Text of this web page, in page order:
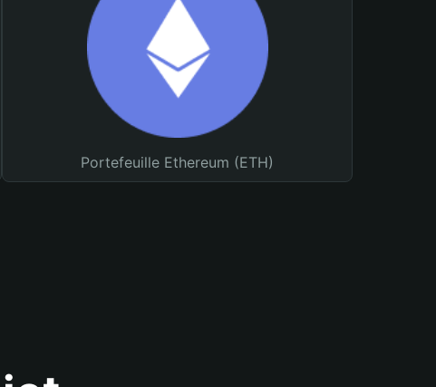
Portefeuille Ethereum (ETH)